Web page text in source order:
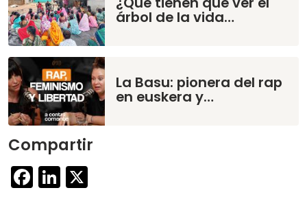
árbol de la vida…
La Basu: pionera del rap
en euskera y…
Compartir
Facebook
LinkedIn